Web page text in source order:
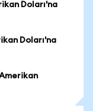
Doları'na
Doları'na